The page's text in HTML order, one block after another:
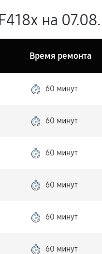
на
Время ремонта
60 минут
60 минут
60 минут
60 минут
60 минут
60 минут